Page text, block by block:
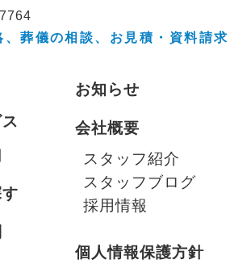
葬儀の相談、 お見積・資料請求
お知らせ
会社概要
スタッフ紹介
スタッフブログ
採用情報
個人情報保護方針